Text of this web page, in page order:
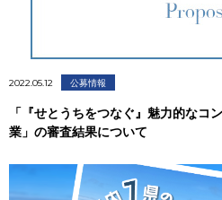
2022.05.12 公募情報
「『せとうちをつなぐ』魅力的なコ
業」の審査結果について